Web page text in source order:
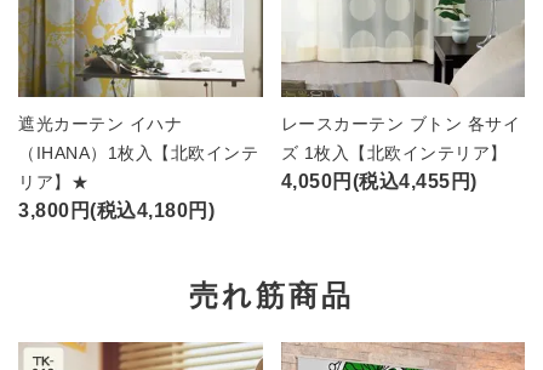
遮光カーテン イハナ
（IHANA）1枚入【北欧インテ
リア】★
3,800円(税込4,180円)
レースカーテン ブトン 各サイ
ズ 1枚入【北欧インテリア】
4,050円(税込4,455円)
売れ筋商品